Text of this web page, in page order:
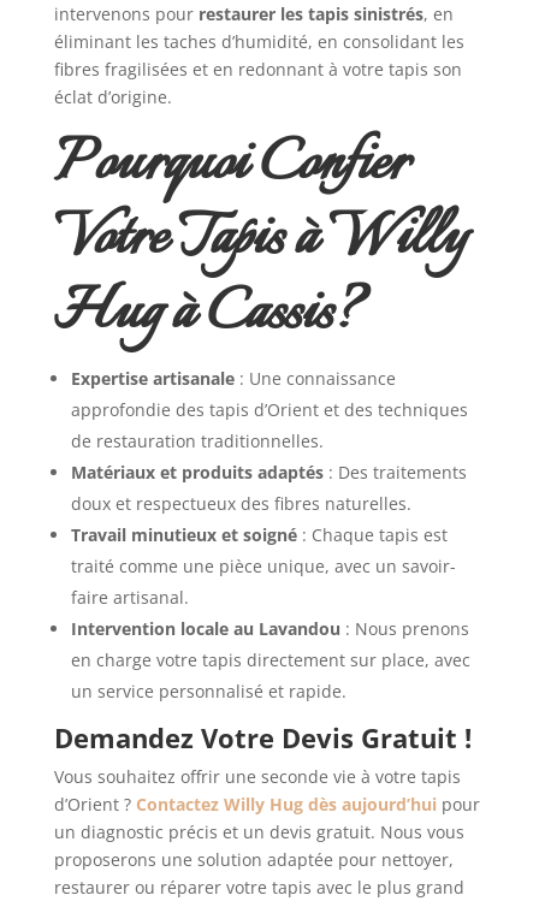
intervenons pour restaurer les tapis sinistrés, en
éliminant les taches d’humidité, en consolidant les
fibres fragilisées et en redonnant à votre tapis son
éclat d’origine.
Pourquoi Confier
Votre Tapis à Willy
Hug à Cassis?
Expertise artisanale: Une connaissance
approfondie des tapis d’Orient et des techniques
de restauration traditionnelles.
Matériaux et produits adaptés: Des traitements
doux et respectueux des fibres naturelles.
Travail minutieux et soigné: Chaque tapis est
traité comme une pièce unique, avec un savoir-
faire artisanal.
Intervention locale au Lavandou : Nous prenons
en charge votre tapis directement sur place, avec
un service personnalisé et rapide.
Demandez Votre Devis Gratuit !
Vous souhaitez offrir une seconde vie à votre tapis
d’Orient ? Contactez Willy Hug dès aujourd’hui pour
un diagnostic précis et un devis gratuit. Nous vous
proposerons une solution adaptée pour nettoyer,
restaurer ou réparer votre tapis avec le plus grand